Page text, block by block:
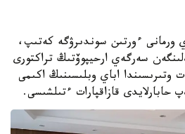
ورمانى ءورتىن سوندىرۋگە كەتىپ،
سەرگەي ارحيپوۆتىڭ تراكتورى
وتىرىسىندا اباي وبلىسىنىڭ اكىمى
حابارلايدى قازاقپارات ءتىلشىسى.